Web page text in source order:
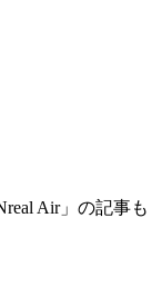
Air」の記事も